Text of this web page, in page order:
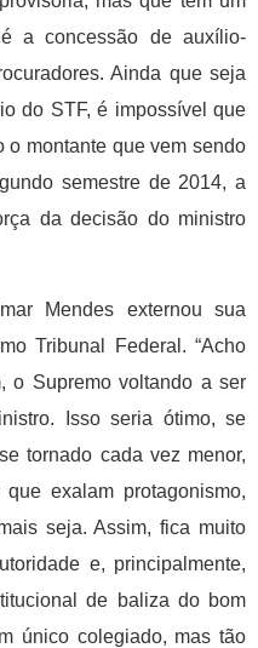
a concessão de auxílio-
Ainda que seja
do STF, é impossível que
o montante que vem sendo
semestre de 2014, a
da decisão do ministro
Mendes externou sua
Tribunal Federal. “Acho
o Supremo voltando a ser
Isso seria ótimo, se
tornado cada vez menor,
exalam protagonismo,
seja. Assim, fica muito
e, principalmente,
de baliza do bom
único colegiado, mas tão